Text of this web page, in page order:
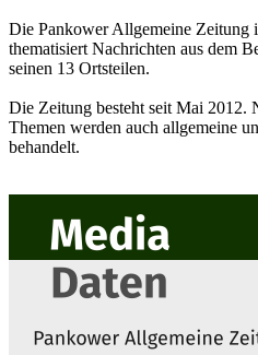
Die Pankower Allgemeine Zeitung
thematisiert Nachrichten aus dem
seinen 13 Ortsteilen.
Die Zeitung besteht seit Mai 2012.
Themen werden auch allgemeine
behandelt.